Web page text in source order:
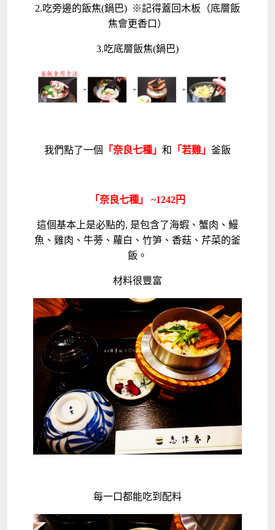
2.吃旁邊的飯焦(鍋巴) ※記得蓋回木板（底層飯
焦會更香口）
3.吃底層飯焦(鍋巴)
我們點了一個 「奈良七種」 和 「若雞」 釜飯
「奈良七種」 ~1242円
這個基本上是必點的, 是包含了海蝦、蟹肉、鰻
魚、雞肉、牛蒡、蘿白、竹笋、香菇、芹菜的釜
飯。
材料很豐富
每一口都能吃到配料